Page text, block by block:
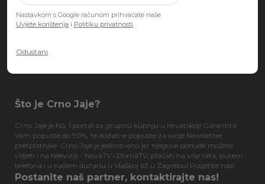
Nastavkom s Google računom prihvaćate naše
Uvjete korištenja i Politiku privatnosti.
Odustani
Što je Crno Jaje?
Crno Jaje je No. 1 portal za grupnu kupnju u Hrvatskoj! Garantira
Vam popuste do 90%, te dodatne popuste za svoje Newsletter
pretplatnike. Crno Jaje je jedinstveno jer njegove ponude možete
vidjeti i na televiziji - NovaTV i DomaTV, plaćati na više rata, putem
telefona i u našem dućanu u Vlaškoj 63 u Zagrebu! Posjetite nas!
Postanite naš partner, kontaktirajte nas!